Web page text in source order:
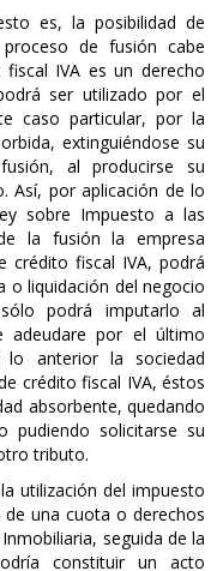
es, la posibilidad de
de fusión cabe
IVA es un derecho
ser utilizado por el
caso particular, por la
extinguiéndose su
al producirse su
Así, por aplicación de lo
sobre Impuesto a las
la fusión la empresa
crédito fiscal IVA, podrá
o liquidación del negocio
podrá imputarlo al
adeudare por el último
lo anterior la sociedad
crédito fiscal IVA, éstos
absorbente, quedando
pudiendo solicitarse su
tributo.
utilización del impuesto
una cuota o derechos
seguida de la
constituir un acto